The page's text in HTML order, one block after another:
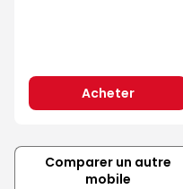
Acheter
Comparer un autre
mobile